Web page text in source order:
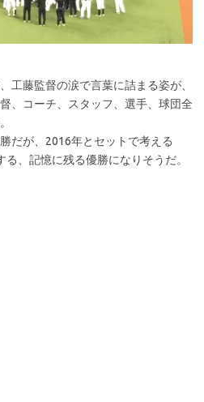
工藤監督の涙で言葉に詰まる姿が、
、コーチ、スタッフ、選手、球団全
だが、2016年とセットで考える
、記憶に残る優勝になりそうだ。